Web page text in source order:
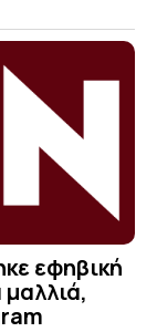
εφηβική